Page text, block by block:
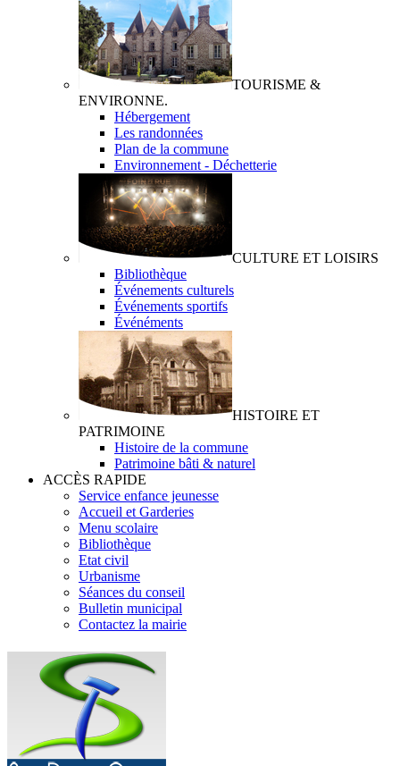
TOURISME &
ENVIRONNE.
Hébergement
Les randonnées
Plan de la commune
Environnement - Déchetterie
CULTURE ET LOISIRS
Bibliothèque
Événements culturels
Événements sportifs
Événéments
HISTOIRE ET
PATRIMOINE
Histoire de la commune
Patrimoine bâti & naturel
ACCÈS RAPIDE
Service enfance jeunesse
Accueil et Garderies
Menu scolaire
Bibliothèque
Etat civil
Urbanisme
Séances du conseil
Bulletin municipal
Contactez la mairie